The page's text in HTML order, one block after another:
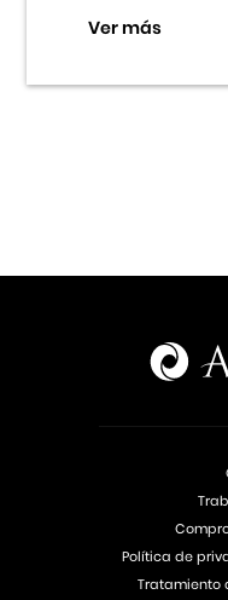
Ver más
Política de
Tratamiento